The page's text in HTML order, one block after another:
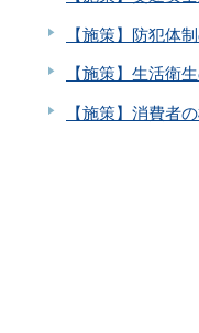
【施策】防犯体
【施策】生活衛
【施策】消費者